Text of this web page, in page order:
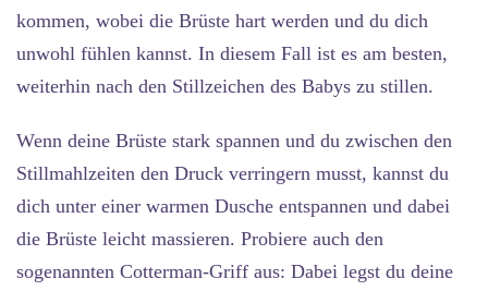
kommen, wobei die Brüste hart werden und du dich
unwohl fühlen kannst. In diesem Fall ist es am besten,
weiterhin nach den Stillzeichen des Babys zu stillen.
Wenn deine Brüste stark spannen und du zwischen den
Stillmahlzeiten den Druck verringern musst, kannst du
dich unter einer warmen Dusche entspannen und dabei
die Brüste leicht massieren. Probiere auch den
sogenannten Cotterman-Griff aus: Dabei legst du deine